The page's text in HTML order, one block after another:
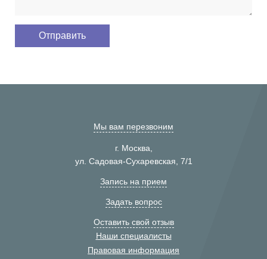
Мы вам перезвоним
г. Москва,
ул. Садовая-Сухаревская, 7/1
Запись на прием
Задать вопрос
Оставить свой отзыв
Наши специалисты
Правовая информация